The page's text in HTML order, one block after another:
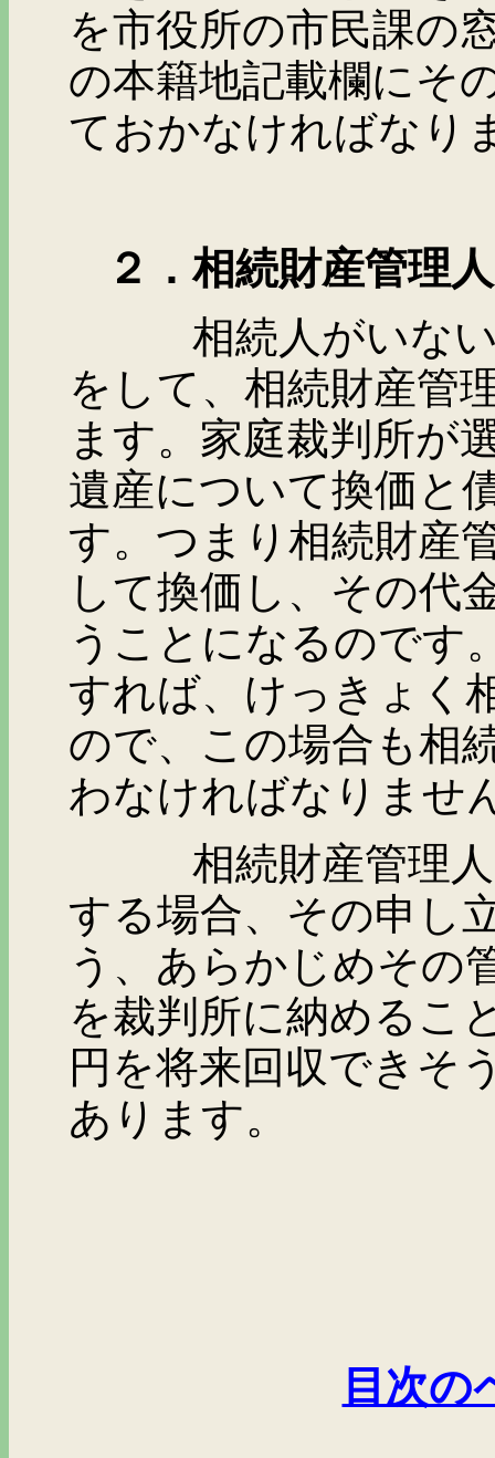
を市役所の市民課の
の本籍地記載欄にそ
ておかなければなり
２．相続財産管理人
相続人がいないと
をして、相続財産管
ます。家庭裁判所が
遺産について換価と
す。つまり相続財産
して換価し、その代
うことになるのです
すれば、けっきょく
ので、この場合も相
わなければなりませ
相続財産管理人の
する場合、その申し
う、あらかじめその
を裁判所に納めるこ
円を将来回収できそ
あります。
目次の